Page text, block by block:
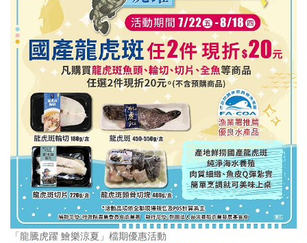
「龍騰虎躍 鱠樂涼夏」檔期優惠活動